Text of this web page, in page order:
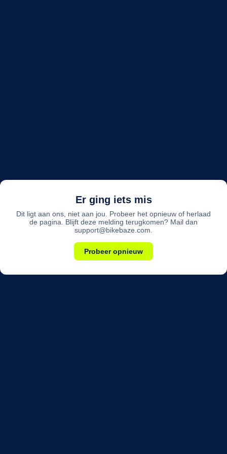
Er ging iets mis
Dit ligt aan ons, niet aan jou. Probeer het opnieuw of herlaad
de pagina. Blijft deze melding terugkomen? Mail dan
support@bikebaze.com.
Probeer opnieuw